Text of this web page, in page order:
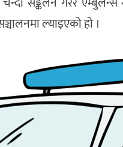
ल्याइएको हो ।